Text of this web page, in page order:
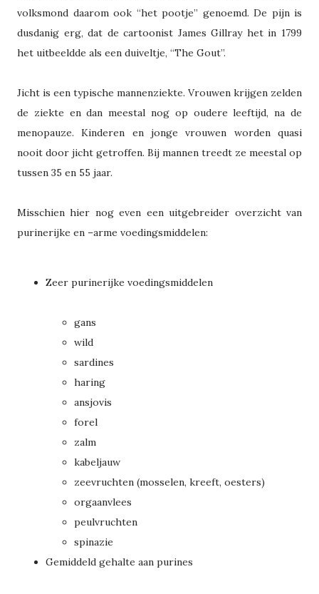
volksmond daarom ook “het pootje” genoemd. De pijn is
dusdanig erg, dat de cartoonist James Gillray het in 1799
het uitbeeldde als een duiveltje, “The Gout”.
Jicht is een typische mannenziekte. Vrouwen krijgen zelden
de ziekte en dan meestal nog op oudere leeftijd, na de
menopauze. Kinderen en jonge vrouwen worden quasi
nooit door jicht getroffen. Bij mannen treedt ze meestal op
tussen 35 en 55 jaar.
Misschien hier nog even een uitgebreider overzicht van
purinerijke en –arme voedingsmiddelen:
Zeer purinerijke voedingsmiddelen
gans
wild
sardines
haring
ansjovis
forel
zalm
kabeljauw
zeevruchten (mosselen, kreeft, oesters)
orgaanvlees
peulvruchten
spinazie
Gemiddeld gehalte aan purines